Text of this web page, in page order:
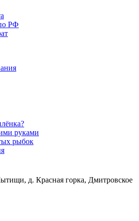
РФ
руками
рыбок
д. Красная горка, Дмитровское